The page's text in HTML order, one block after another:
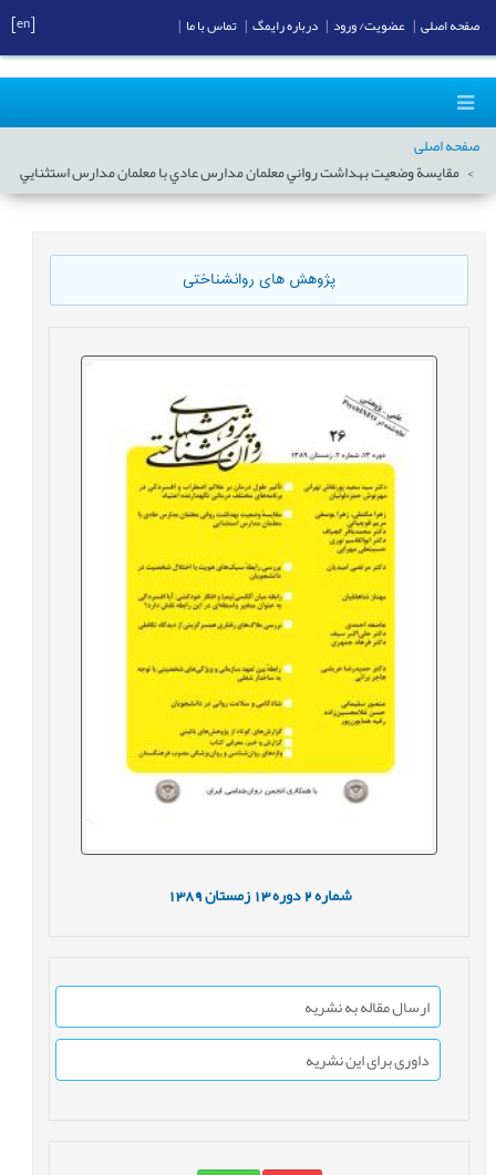
صفحه اصلی
مقايسة وضعيت بهداشت رواني معلمان مدارس عادي با معلمان مدارس استثنایي
پژوهش های روانشناختی
شماره2 دوره13 زمستان1389
ارسال مقاله به نشریه
داوری برای این نشریه
صفحه اصلی عضویت/ ورود درباره رایمگ تماس با ما